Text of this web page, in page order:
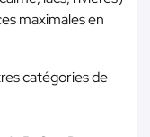
maximales en
catégories de